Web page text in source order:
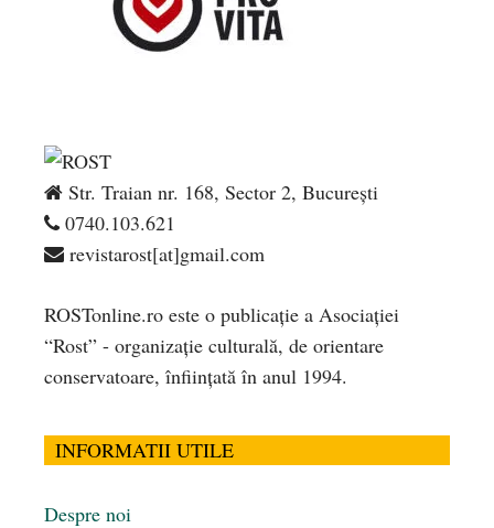
Str. Traian nr. 168, Sector 2, București
0740.103.621
revistarost[at]gmail.com
ROSTonline.ro este o publicaţie a Asociaţiei
“Rost” - organizaţie culturală, de orientare
conservatoare, înfiinţată în anul 1994.
INFORMATII UTILE
Despre noi